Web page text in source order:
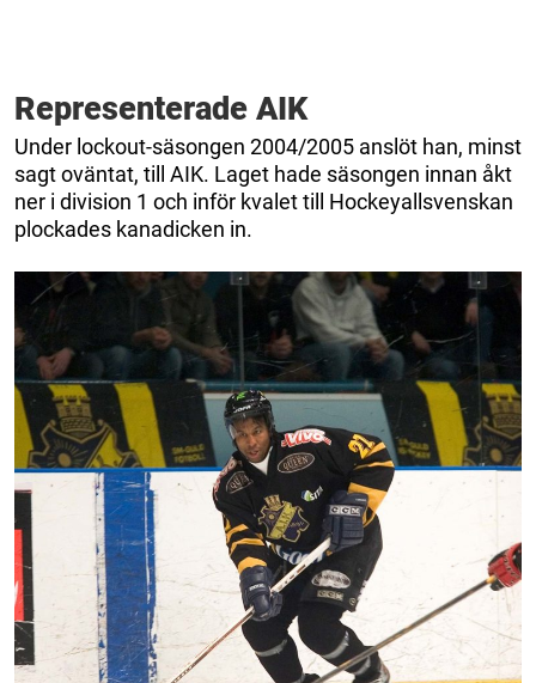
Representerade AIK
Under lockout-säsongen 2004/2005 anslöt han, minst
sagt oväntat, till AIK. Laget hade säsongen innan åkt
ner i division 1 och inför kvalet till Hockeyallsvenskan
plockades kanadicken in.